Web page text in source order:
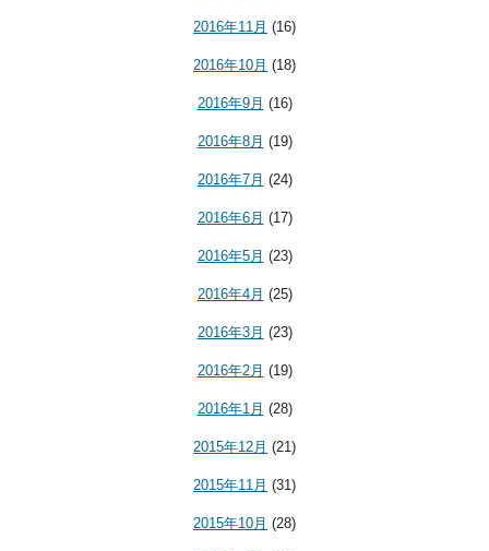
2016年11月 (16)
2016年10月 (18)
2016年9月 (16)
2016年8月 (19)
2016年7月 (24)
2016年6月 (17)
2016年5月 (23)
2016年4月 (25)
2016年3月 (23)
2016年2月 (19)
2016年1月 (28)
2015年12月 (21)
2015年11月 (31)
2015年10月 (28)